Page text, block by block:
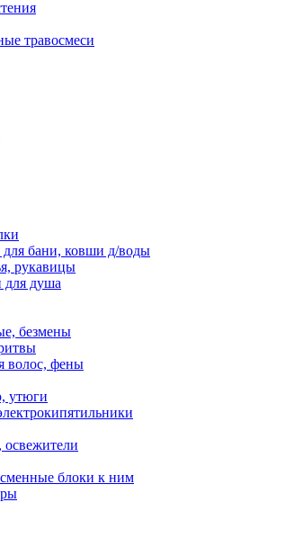
травосмеси
для бани, ковши д/воды
рукавицы
душа
безмены
волос, фены
утюги
освежители
блоки к ним